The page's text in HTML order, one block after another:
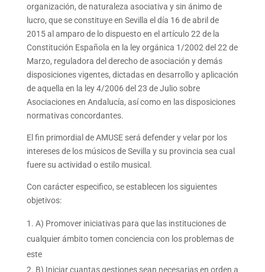
organización, de naturaleza asociativa y sin ánimo de
lucro, que se constituye en Sevilla el día 16 de abril de
2015 al amparo de lo dispuesto en el artículo 22 de la
Constitución Española en la ley orgánica 1/2002 del 22 de
Marzo, reguladora del derecho de asociación y demás
disposiciones vigentes, dictadas en desarrollo y aplicación
de aquella en la ley 4/2006 del 23 de Julio sobre
Asociaciones en Andalucía, así como en las disposiciones
normativas concordantes.
El fin primordial de AMUSE será defender y velar por los
intereses de los músicos de Sevilla y su provincia sea cual
fuere su actividad o estilo musical.
Con carácter especifico, se establecen los siguientes
objetivos:
A) Promover iniciativas para que las instituciones de
cualquier ámbito tomen conciencia con los problemas de
este
B) Iniciar cuantas gestiones sean necesarias en orden a